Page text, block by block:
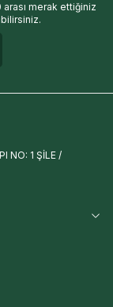
merak ettiğiniz
NO: 1 ŞİLE /